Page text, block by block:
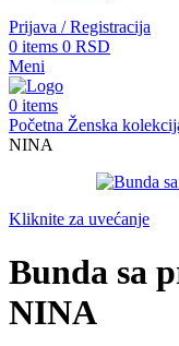
Prijava / Registracija
0 items 0 RSD
Meni
0 items
Početna Ženska
NINA
Kliknite za uvećanje
Bunda sa
NINA